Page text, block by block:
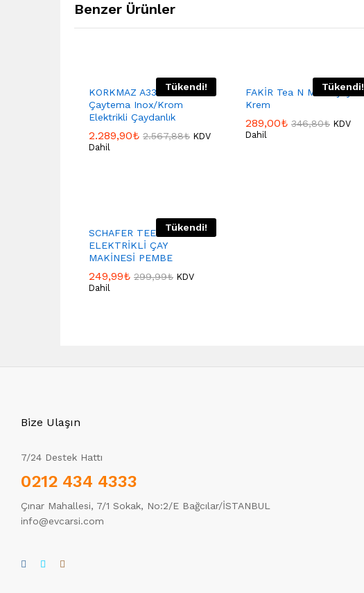
Benzer Ürünler
Tükendi!
KORKMAZ A331 Korkmaz
Çaytema Inox/Krom
Elektrikli Çaydanlık
2.289,90₺ 2.567,88₺ KDV
Dahil
Tükendi!
FAKİR Tea N More Çaycı
Krem
289,00₺ 346,80₺ KDV
Dahil
Tükendi!
SCHAFER TEEFAN
ELEKTRİKLİ ÇAY
MAKİNESİ PEMBE
249,99₺ 299,99₺ KDV
Dahil
Bize Ulaşın
7/24 Destek Hattı
0212 434 4333
Çınar Mahallesi, 7/1 Sokak, No:2/E Bağcılar/İSTANBUL
info@evcarsi.com